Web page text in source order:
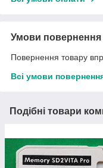
Умови повернення
Повернення товару
Всі умови
Подібні товари